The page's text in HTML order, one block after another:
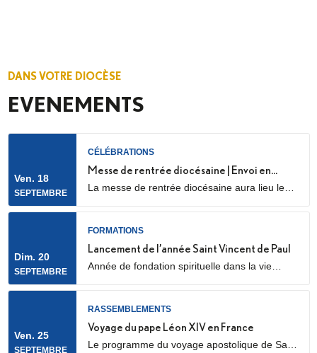
DANS VOTRE DIOCÈSE
EVENEMENTS
Ven. 18
SEPTEMBRE
CÉLÉBRATIONS
Messe de rentrée diocésaine | Envoi en
mission des LME
La messe de rentrée diocésaine aura lieu le
(28 Rue de l’Église, 92000 Nanterre) Elle sera
marquée par l’envoi en mission des Laïcs en
en mission ecclésiale ? Les Laïcs en...
Dim. 20
SEPTEMBRE
FORMATIONS
Lancement de l’année Saint Vincent de Paul
Année de fondation spirituelle dans la vie
biblique, accompagnement spirituel, service
auprès des plus pauvres ou des plus jeunes,
vie fraternelle.
Ven. 25
SEPTEMBRE
RASSEMBLEMENTS
Voyage du pape Léon XIV en France
Le programme du voyage apostolique de Sa